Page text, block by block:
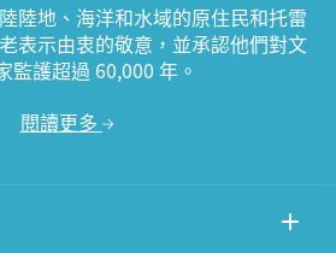
陸地、海洋和水域的原住民和托雷
表示由衷的敬意，並承認他們對文
監護超過 60,000 年。
閱讀更多